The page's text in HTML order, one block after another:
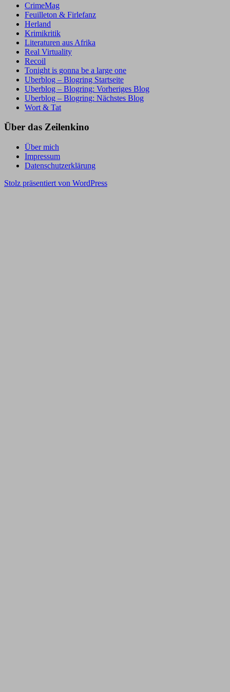
CrimeMag
Feuilleton & Firlefanz
Herland
Krimikritik
Literaturen aus Afrika
Real Virtuality
Recoil
Tonight is gonna be a large one
Uberblog – Blogring Startseite
Uberblog – Blogring: Vorheriges Blog
Uberblog – Blogring: Nächstes Blog
Wort & Tat
Über das Zeilenkino
Über mich
Impressum
Datenschutzerklärung
Stolz präsentiert von WordPress